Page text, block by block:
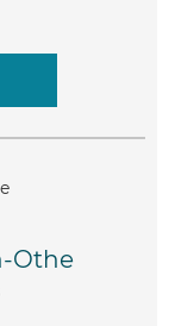
Othe